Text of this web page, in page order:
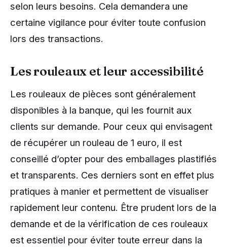
selon leurs besoins. Cela demandera une
certaine vigilance pour éviter toute confusion
lors des transactions.
Les rouleaux et leur accessibilité
Les rouleaux de pièces sont généralement
disponibles à la banque, qui les fournit aux
clients sur demande. Pour ceux qui envisagent
de récupérer un rouleau de 1 euro, il est
conseillé d’opter pour des emballages plastifiés
et transparents. Ces derniers sont en effet plus
pratiques à manier et permettent de visualiser
rapidement leur contenu. Être prudent lors de la
demande et de la vérification de ces rouleaux
est essentiel pour éviter toute erreur dans la